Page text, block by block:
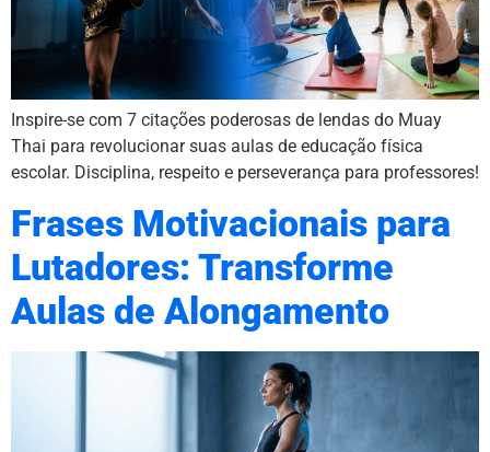
Inspire-se com 7 citações poderosas de lendas do Muay
Thai para revolucionar suas aulas de educação física
escolar. Disciplina, respeito e perseverança para professores!
Frases Motivacionais para
Lutadores: Transforme
Aulas de Alongamento